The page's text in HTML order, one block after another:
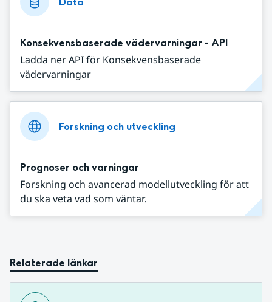
Konsekvensbaserade vädervarningar - API
Ladda ner API för Konsekvensbaserade
vädervarningar
Forskning och utveckling
Prognoser och varningar
Forskning och avancerad modellutveckling för att
du ska veta vad som väntar.
Relaterade länkar